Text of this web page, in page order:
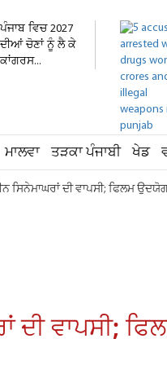
ਪੰਜਾਬ ਵਿਚ 2027
ਦੀਆਂ ਚੋਣਾਂ ਨੂੰ ਲੈ ਕੇ
ਕਾਂਗਰਸ...
ਮਾਲਵਾ ਤੜਕਾ ਪੰਜਾਬੀ ਖੇਡ
ਸਿਨੇਮਾਘਰਾਂ ਦੀ ਵਾਪਸੀ; ਫਿਲਮ
ਦੀ ਵਾਪਸੀ;